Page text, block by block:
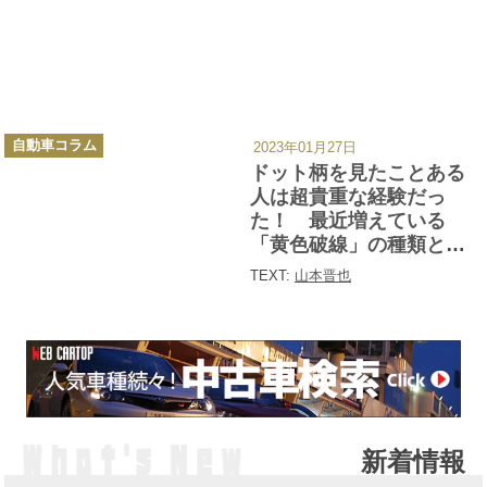
ドット柄を見たことある
人は超貴重な経験だっ
た！ 最近増えている
「黄色破線」の種類と意
味
TEXT: 山本晋也
カ
テ
自動車コラム 2023年01月27日
新着情報